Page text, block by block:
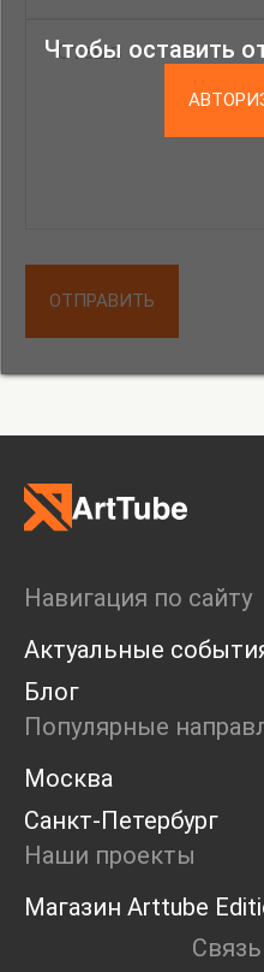
Чтобы оставить
ОТПРАВИТЬ
Навигация по сайту
Актуальные
Блог
Популярные
Москва
Санкт-Петербург
Наши проекты
Магазин Arttube